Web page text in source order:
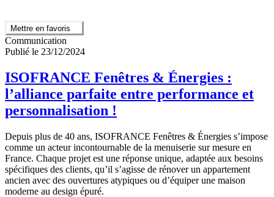
Mettre en favoris
Communication
Publié le 23/12/2024
ISOFRANCE Fenêtres & Énergies :
l’alliance parfaite entre performance et
personnalisation !
Depuis plus de 40 ans, ISOFRANCE Fenêtres & Énergies s’impose
comme un acteur incontournable de la menuiserie sur mesure en
France. Chaque projet est une réponse unique, adaptée aux besoins
spécifiques des clients, qu’il s’agisse de rénover un appartement
ancien avec des ouvertures atypiques ou d’équiper une maison
moderne au design épuré.